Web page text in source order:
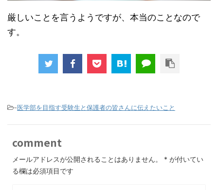
厳しいことを言うようですが、本当のことなので
す。
-医学部を目指す受験生と保護者の皆さんに伝えたいこと
comment
メールアドレスが公開されることはありません。 * が付いてい
る欄は必須項目です